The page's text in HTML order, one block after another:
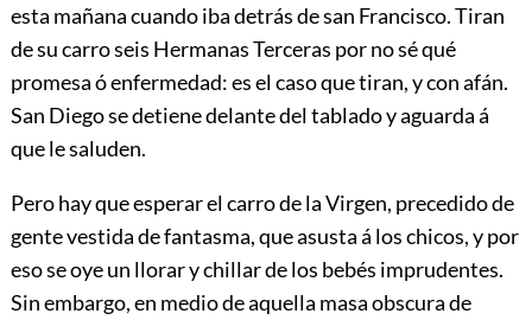
esta mañana cuando iba detrás de san Francisco. Tiran
de su carro seis Hermanas Terceras por no sé qué
promesa ó enfermedad: es el caso que tiran, y con afán.
San Diego se detiene delante del tablado y aguarda á
que le saluden.
Pero hay que esperar el carro de la Virgen, precedido de
gente vestida de fantasma, que asusta á los chicos, y por
eso se oye un llorar y chillar de los bebés imprudentes.
Sin embargo, en medio de aquella masa obscura de